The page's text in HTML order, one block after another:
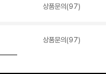
상품문의(97)
상품문의(97)